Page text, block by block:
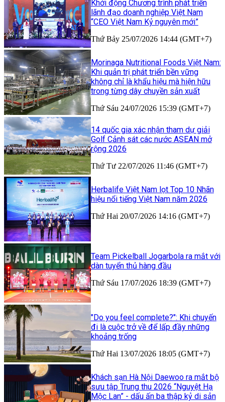
Khởi động Chương trình phát triển
lãnh đạo doanh nghiệp Việt Nam
“CEO Việt Nam Kỷ nguyên mới”
Thứ Bảy 25/07/2026 14:44 (GMT+7)
Morinaga Nutritional Foods Việt Nam:
Khi quản trị phát triển bền vững
không chỉ là khẩu hiệu mà hiện hữu
trong từng dây chuyền sản xuất
Thứ Sáu 24/07/2026 15:39 (GMT+7)
14 quốc gia xác nhận tham dự giải
Golf Cảnh sát các nước ASEAN mở
rộng 2026
Thứ Tư 22/07/2026 11:46 (GMT+7)
Herbalife Việt Nam lọt Top 10 Nhãn
hiệu nổi tiếng Việt Nam năm 2026
Thứ Hai 20/07/2026 14:16 (GMT+7)
Team Pickelball Jogarbola ra mắt với
dàn tuyển thủ hàng đầu
Thứ Sáu 17/07/2026 18:39 (GMT+7)
"Do you feel complete?": Khi chuyến
đi là cuộc trở về để lấp đầy những
khoảng trống
Thứ Hai 13/07/2026 18:05 (GMT+7)
Khách sạn Hà Nội Daewoo ra mắt bộ
sưu tập Trung thu 2026 “Nguyệt Hạ
Mộc Lan” - dấu ấn ba thập kỷ di sản